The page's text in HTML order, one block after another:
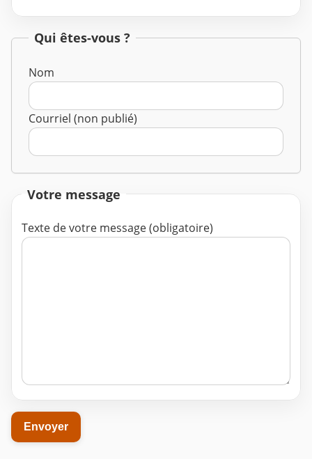
Qui êtes-vous ?
Nom
Courriel (non publié)
Votre message
Texte de votre message (obligatoire)